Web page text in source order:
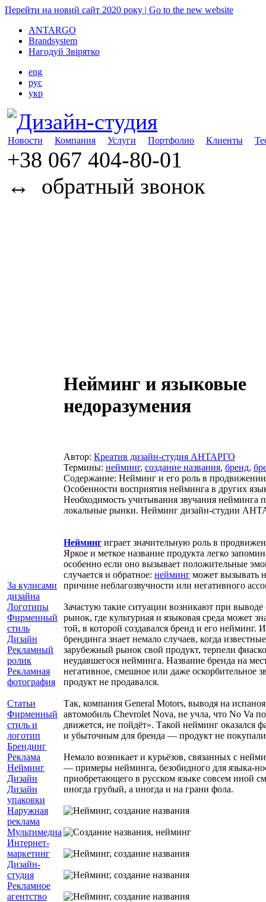
Перейти на новий сайт 2020 року | Go to the new website
ANTARGO
Brandsystem
Нагодуй Звірятко
eng
рус
укр
Новости Компания Услуги Портфолио Клиенты
+38 067 404-80-01
↔
обратный звонок
За кулисами
дизайна
Логотипы
Фирменный
стиль
Дизайн
Рекламный
ролик
Рекламная
фотография
Статьи
Фирменный
стиль и
логотип
Брендинг
Реклама
Нейминг
Дизайн
Дизайн
упаковки
Наружная
реклама
Мультимедиа
Интернет-
маркетинг
Дизайн-
студия
Рекламное
агентство
Нейминг и языковые
недоразумения
Автор: Креатив дизайн-студия АНТАРГО
Термины: нейминг, создание названия, бренд,
Содержание: Нейминг и его роль в
Особенности восприятия нейминга в других
Необходимость учитывания звучания нейминга
локальные рынки. Нейминг дизайн-студии
Нейминг играет значительную роль в
Яркое и меткое название продукта легко
особенно если оно вызывает положительные
случается и обратное: нейминг может вызывать
причине неблагозвучности или негативного
Зачастую такие ситуации возникают при
рынок, где культурная и языковая среда может
той, в которой создавался бренд и его нейминг.
брендинга знает немало случаев, когда
зарубежный рынок свой продукт, терпели
неудавшегося нейминга. Название бренда на
негативное, смешное или даже оскорбительное
продукт не продавался.
Так, компания General Motors, выводя на
автомобиль Chevrolet Nova, не учла, что No Va
движется, не пойдёт». Такой нейминг оказался
и убыточным для бренда — продукт не
Немало возникает и курьёзов, связанных с
— примеры нейминга, безобидного для языка-
приобретающего в русском языке совсем иной
иногда грубый, а иногда и на грани фола.